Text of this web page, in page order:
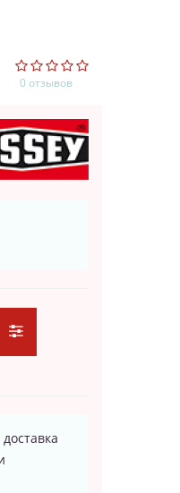
0 отзывов